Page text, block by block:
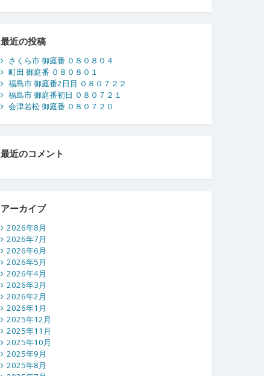
最近の投稿
さくら市 御庭番 ０８０８０４
町田 御庭番 ０８０８０１
福島市 御庭番2日目 ０８０７２２
福島市 御庭番初日 ０８０７２１
会津若松 御庭番 ０８０７２０
最近のコメント
アーカイブ
2026年8月
2026年7月
2026年6月
2026年5月
2026年4月
2026年3月
2026年2月
2026年1月
2025年12月
2025年11月
2025年10月
2025年9月
2025年8月